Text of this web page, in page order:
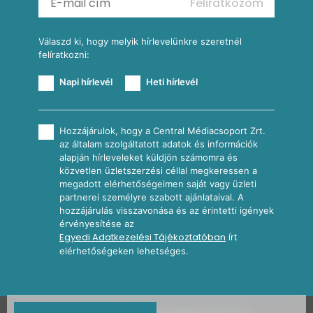
Válaszd ki, hogy melyik hírlevelünkre szeretnél
felíratkozni:
Napi hírlevél Heti hírlevél
Hozzájárulok, hogy a Central Médiacsoport Zrt.
az általam szolgáltatott adatok és információk
alapján hírleveleket küldjön számomra és
közvetlen üzletszerzési céllal megkeressen a
megadott elérhetőségeimen saját vagy üzleti
partnerei személyre szabott ajánlataival. A
hozzájárulás visszavonása és az érintetti igények
érvényesítése az
Egyedi Adatkezelési Tájékoztatóban írt
elérhetőségeken lehetséges.